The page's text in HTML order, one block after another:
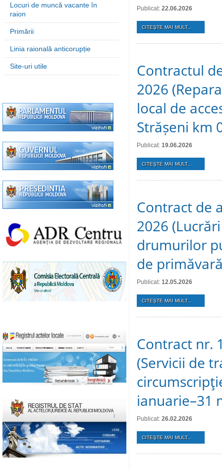
Locuri de muncă vacante în
raion
Primării
Linia raională anticorupție
Site-uri utile
Publicat: 22.06.2026
CITEŞTE MAI MULT...
Contractul
2026
local de
Strășeni km
Publicat: 19.06.2026
CITEŞTE MAI MULT...
Contract de
2026
drumurilor
de
Publicat: 12.05.2026
CITEŞTE MAI MULT...
Contract nr.
(Servicii de
ianuarie–31
Publicat: 26.02.2026
CITEŞTE MAI MULT...